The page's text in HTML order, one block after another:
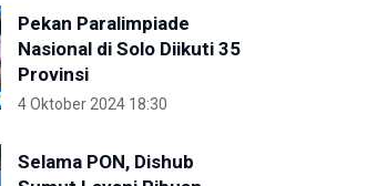
Pekan Paralimpiade
Nasional di Solo Diikuti 35
Provinsi
4 Oktober 2024 18:30
Selama PON, Dishub